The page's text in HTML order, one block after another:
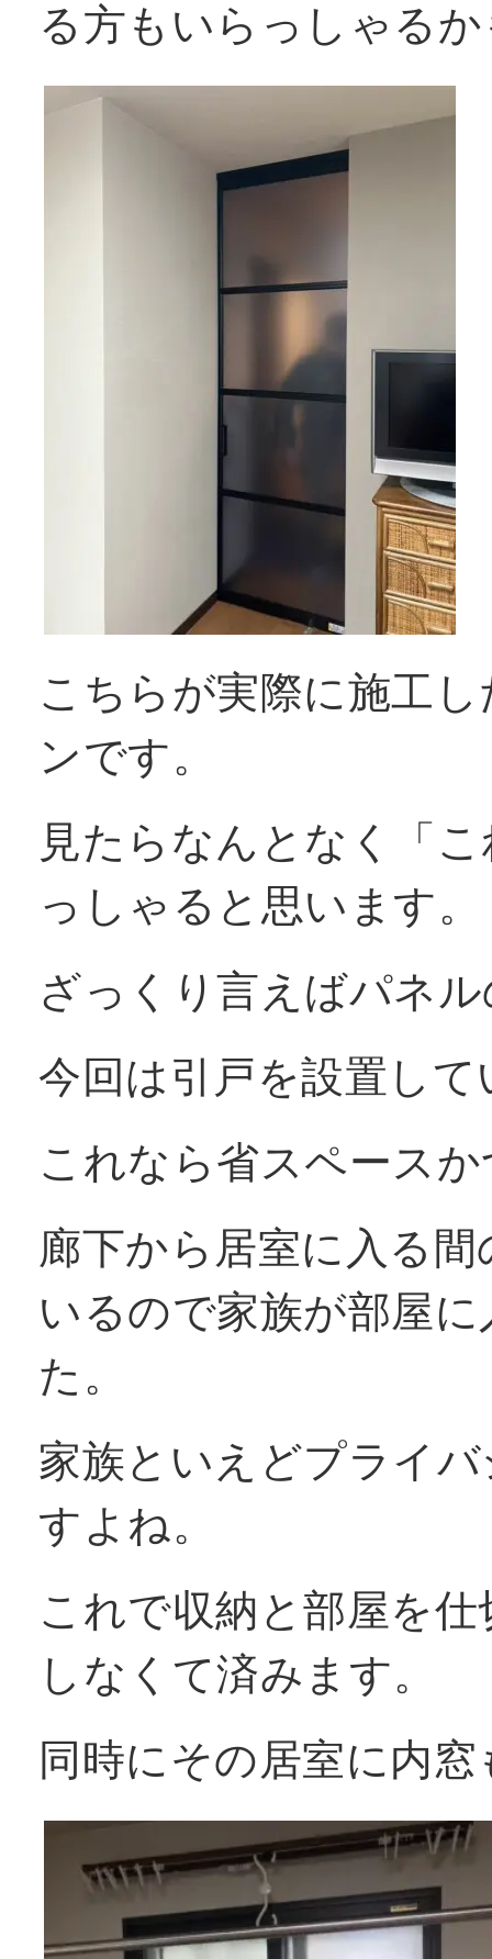
窓リフォコラム
る方もいらっしゃる
こちらが実際に施工
ンです。
見たらなんとなく「
っしゃると思います。
ざっくり言えばパネ
今回は引戸を設置して
これなら省スペース
廊下から居室に入る
いるので家族が部屋
た。
家族といえどプライ
すよね。
これで収納と部屋を
しなくて済みます。
同時にその居室に内